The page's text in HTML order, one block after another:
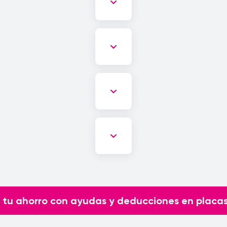
ahorro con ayudas y deducciones en